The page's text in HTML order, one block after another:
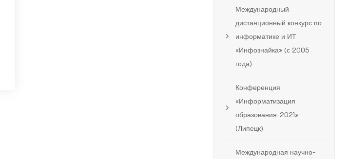
Международный
дистанционный конкурс по
информатике и ИТ
«Инфознайка» (с 2005
года)
Конференция
«Информатизация
образования-2021»
(Липецк)
Международная научно-